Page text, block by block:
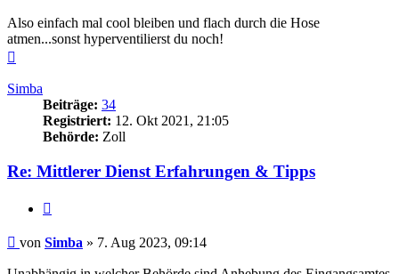
Also einfach mal cool bleiben und flach durch die Hose
atmen...sonst hyperventilierst du noch!
Simba
Beiträge: 34
Registriert: 12. Okt 2021, 21:05
Behörde: Zoll
Re: Mittlerer Dienst Erfahrungen & Tipps
Beitrag
von Simba » 7. Aug 2023, 09:14